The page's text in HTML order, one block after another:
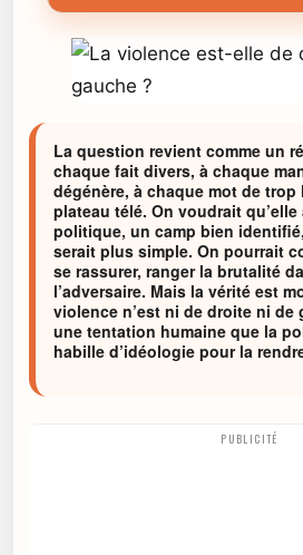
La question revient comme un
chaque fait divers, à chaque
dégénère, à chaque mot de trop
plateau télé. On voudrait
politique, un camp bien
serait plus simple. On pourrait
se rassurer, ranger la brutalité
l’adversaire. Mais la vérité est
violence n’est ni de droite ni de
une tentation humaine que la
habille d’idéologie pour la
PUBLICITÉ